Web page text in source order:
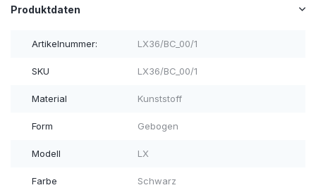
Produktdaten
Artikelnummer: LX36/BC_00/1
SKU LX36/BC_00/1
Material Kunststoff
Form Gebogen
Modell LX
Farbe Schwarz